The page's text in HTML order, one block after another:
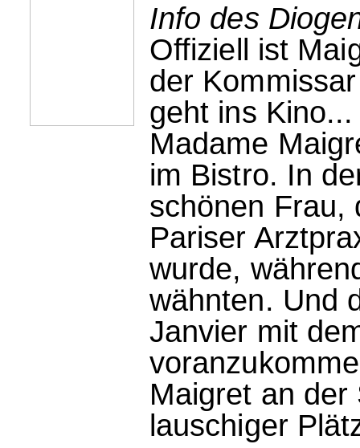
Info des
Offiziell ist
der
geht ins
Madame
im Bistro. In
schönen Frau,
Pariser
wurde,
wähnten. Und
Janvier mit
Maigret an
lauschiger